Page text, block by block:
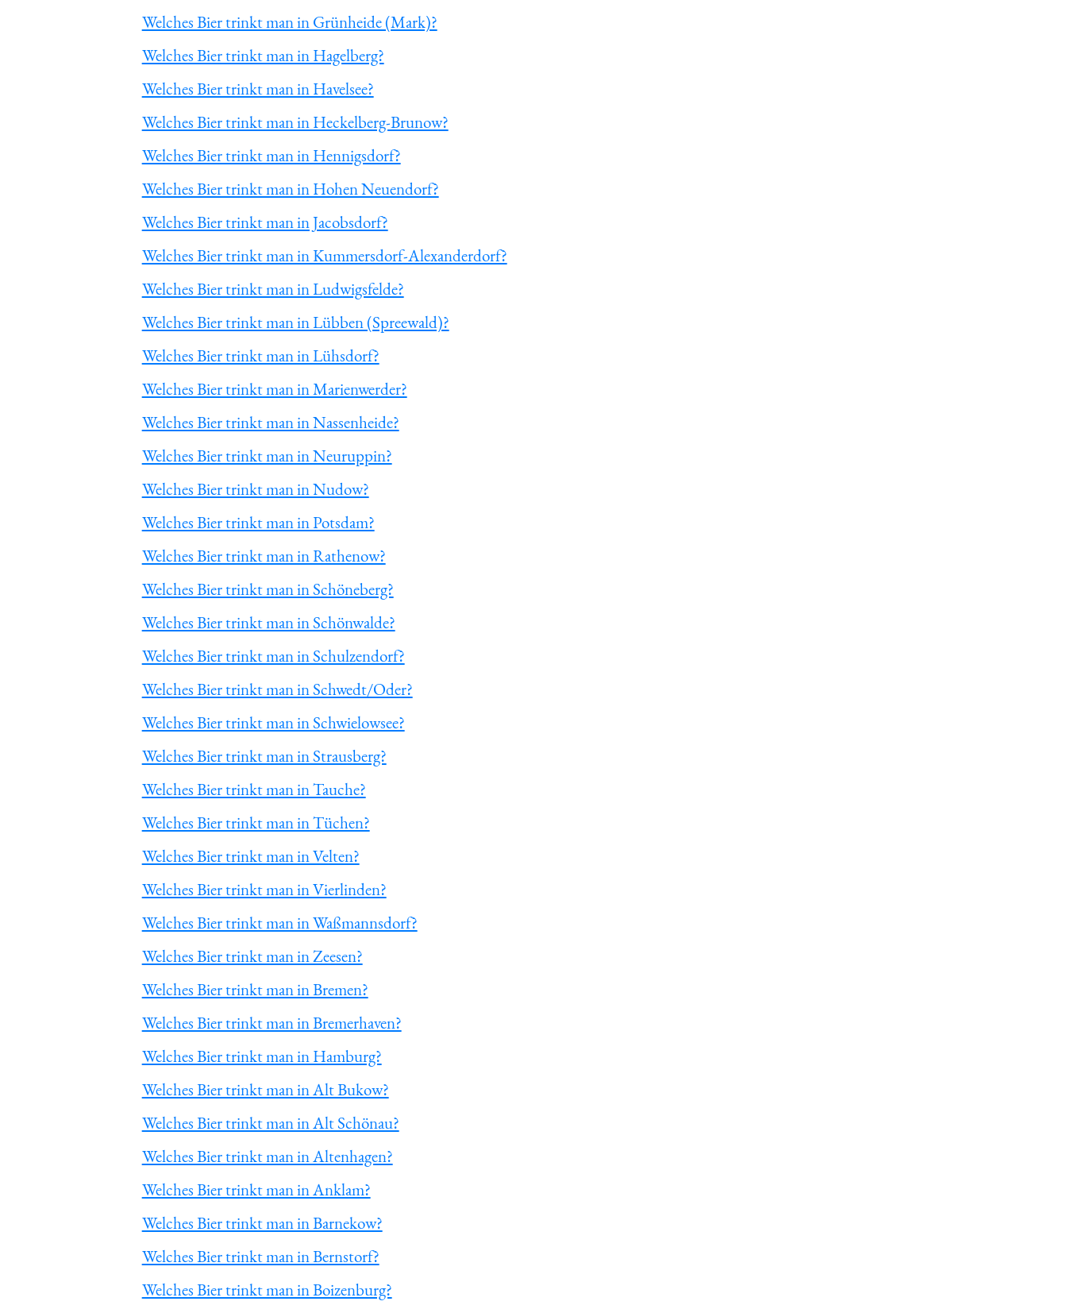
Welches Bier trinkt man in Grünheide (Mark)?
Welches Bier trinkt man in Hagelberg?
Welches Bier trinkt man in Havelsee?
Welches Bier trinkt man in Heckelberg-Brunow?
Welches Bier trinkt man in Hennigsdorf?
Welches Bier trinkt man in Hohen Neuendorf?
Welches Bier trinkt man in Jacobsdorf?
Welches Bier trinkt man in Kummersdorf-Alexanderdorf?
Welches Bier trinkt man in Ludwigsfelde?
Welches Bier trinkt man in Lübben (Spreewald)?
Welches Bier trinkt man in Lühsdorf?
Welches Bier trinkt man in Marienwerder?
Welches Bier trinkt man in Nassenheide?
Welches Bier trinkt man in Neuruppin?
Welches Bier trinkt man in Nudow?
Welches Bier trinkt man in Potsdam?
Welches Bier trinkt man in Rathenow?
Welches Bier trinkt man in Schöneberg?
Welches Bier trinkt man in Schönwalde?
Welches Bier trinkt man in Schulzendorf?
Welches Bier trinkt man in Schwedt/Oder?
Welches Bier trinkt man in Schwielowsee?
Welches Bier trinkt man in Strausberg?
Welches Bier trinkt man in Tauche?
Welches Bier trinkt man in Tüchen?
Welches Bier trinkt man in Velten?
Welches Bier trinkt man in Vierlinden?
Welches Bier trinkt man in Waßmannsdorf?
Welches Bier trinkt man in Zeesen?
Welches Bier trinkt man in Bremen?
Welches Bier trinkt man in Bremerhaven?
Welches Bier trinkt man in Hamburg?
Welches Bier trinkt man in Alt Bukow?
Welches Bier trinkt man in Alt Schönau?
Welches Bier trinkt man in Altenhagen?
Welches Bier trinkt man in Anklam?
Welches Bier trinkt man in Barnekow?
Welches Bier trinkt man in Bernstorf?
Welches Bier trinkt man in Boizenburg?